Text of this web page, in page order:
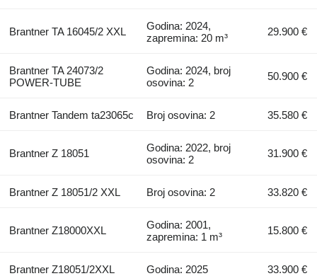
Brantner TA 16045/2 XXL
Godina: 2024,
zapremina: 20 m³
29.900 €
Brantner TA 24073/2
POWER-TUBE
Godina: 2024, broj
osovina: 2
50.900 €
Brantner Tandem ta23065c Broj osovina: 2 35.580 €
Brantner Z 18051
Godina: 2022, broj
osovina: 2
31.900 €
Brantner Z 18051/2 XXL Broj osovina: 2 33.820 €
Brantner Z18000XXL
Godina: 2001,
zapremina: 1 m³
15.800 €
Brantner Z18051/2XXL Godina: 2025 33.900 €